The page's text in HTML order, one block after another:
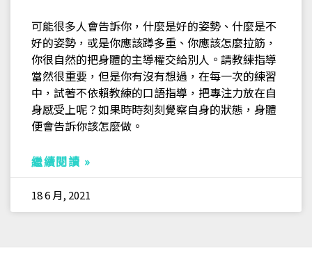
可能很多人會告訴你，什麼是好的姿勢、什麼是不
好的姿勢，或是你應該蹲多重、你應該怎麼拉筋，
你很自然的把身體的主導權交給別人。請教練指導
當然很重要，但是你有沒有想過，在每一次的練習
中，試著不依賴教練的口語指導，把專注力放在自
身感受上呢？如果時時刻刻覺察自身的狀態，身體
便會告訴你該怎麼做。
繼續閱讀 »
18 6 月, 2021